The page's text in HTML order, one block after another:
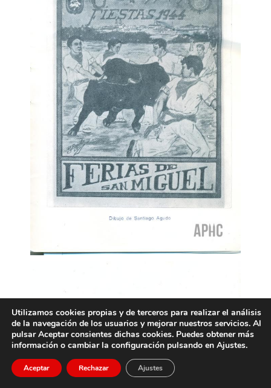
Utilizamos cookies propias y de terceros para realizar el análisis
de la navegación de los usuarios y mejorar nuestros servicios. Al
pulsar Aceptar consientes dichas cookies. Puedes obtener más
información o cambiar la configuración pulsando en Ajustes.
Aceptar Rechazar Ajustes